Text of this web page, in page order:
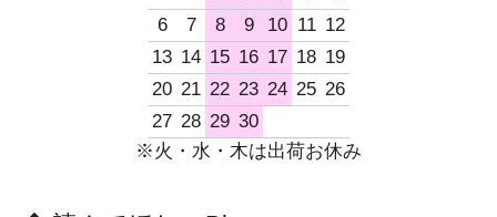
6
7 8 9 10 11 12
13 14 15 16 17 18 19
20 21 22 23 24 25 26
27 28 29 30
※火・水・木は出荷お休み